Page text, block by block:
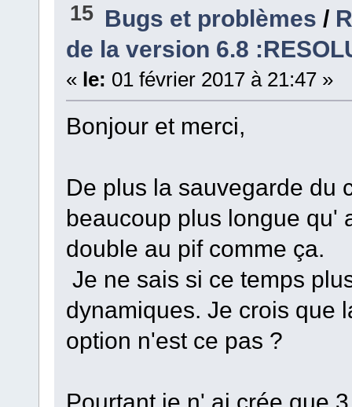
15 Bugs et problèmes /
de la version 6.8
« le: 01 février 2017 à 21:47 »
Bonjour et merci,
De plus la sauvegarde du
beaucoup plus longue qu'
double au pif comme ça.
Je ne sais si ce temps
dynamiques. Je crois que
option n'est ce pas ?
Pourtant je n' ai crée que